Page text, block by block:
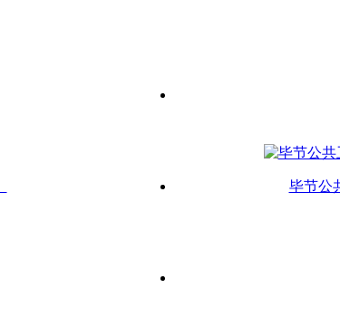
毕节公